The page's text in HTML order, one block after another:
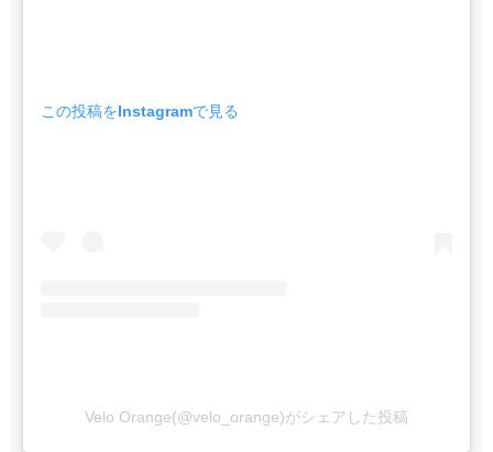
この投稿をInstagramで見る
Velo Orange(@velo_orange)がシェアした投稿